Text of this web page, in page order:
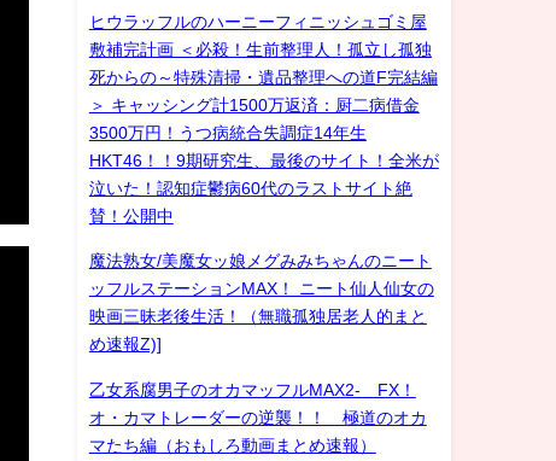
ヒウラッフルのハーニーフィニッシュゴミ屋
敷補完計画 ＜必殺！生前整理人！孤立し孤独
死からの～特殊清掃・遺品整理への道F完結編
＞ キャッシング計1500万返済：厨二病借金
3500万円！うつ病統合失調症14年生
HKT46！！9期研究生、最後のサイト！全米が
泣いた！認知症鬱病60代のラストサイト絶
賛！公開中
魔法熟女/美魔女ッ娘メグみみちゃんのニート
ッフルステーションMAX！ ニート仙人仙女の
映画三昧老後生活！（無職孤独居老人的まと
め速報Z)]
乙女系腐男子のオカマッフルMAX2- FX！
オ・カマトレーダーの逆襲！！ 極道のオカ
マたち編（おもしろ動画まとめ速報）